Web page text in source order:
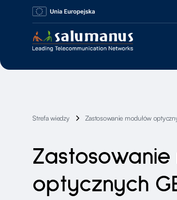
Strefa wiedzy Zastosowanie modułów
Zastosowanie
optycznych